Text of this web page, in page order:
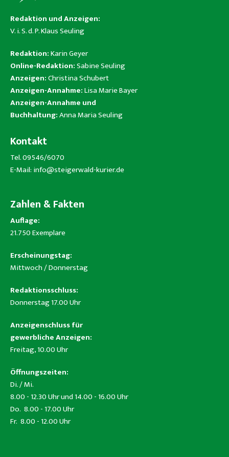
Redaktion und Anzeigen:
V. i. S. d. P. Klaus Seuling
Redaktion:Karin Geyer
Online-Redaktion:Sabine Seuling
Anzeigen:Christina Schubert
Anzeigen-Annahme:Lisa Marie Bayer
Anzeigen-Annahme und
Buchhaltung:Anna Maria Seuling
Kontakt
Tel. 09546/6070
E-Mail: info@steigerwald-kurier.de
Zahlen & Fakten
Auflage:
21.750 Exemplare
Erscheinungstag:
Mittwoch / Donnerstag
Redaktionsschluss:
Donnerstag 17.00 Uhr
Anzeigenschluss für
gewerbliche Anzeigen:
Freitag, 10.00 Uhr
Öffnungszeiten:
Di. / Mi.
8.00 - 12.30 Uhr und 14.00 - 16.00 Uhr
Do. 8.00 - 17.00 Uhr
Fr. 8.00 - 12.00 Uhr